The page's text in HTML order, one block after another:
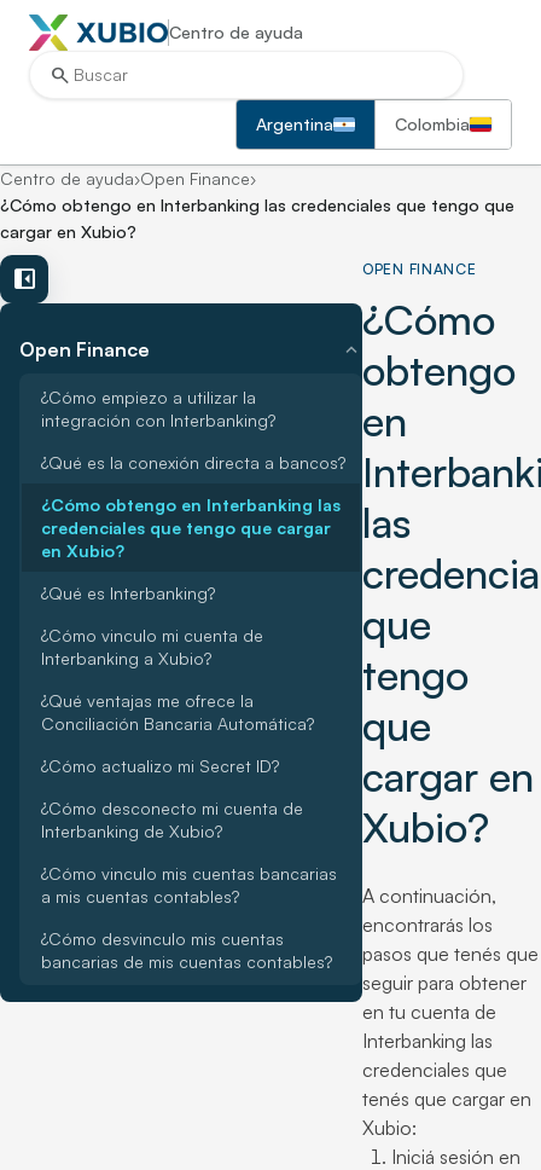
Centro de ayuda
search
Argentina Colombia
Centro de ayuda›Open Finance›
¿Cómo obtengo en Interbanking las credenciales que tengo que
cargar en Xubio?
left_panel_close
Open Finance expand_more
¿Cómo empiezo a utilizar la
integración con Interbanking?
¿Qué es la conexión directa a bancos?
¿Cómo obtengo en Interbanking las
credenciales que tengo que cargar
en Xubio?
¿Qué es Interbanking?
¿Cómo vinculo mi cuenta de
Interbanking a Xubio?
¿Qué ventajas me ofrece la
Conciliación Bancaria Automática?
¿Cómo actualizo mi Secret ID?
¿Cómo desconecto mi cuenta de
Interbanking de Xubio?
¿Cómo vinculo mis cuentas bancarias
a mis cuentas contables?
¿Cómo desvinculo mis cuentas
bancarias de mis cuentas contables?
OPEN FINANCE
¿Cómo
obtengo
en
las
que
tengo
que
cargar en
Xubio?
A continuación,
encontrarás los
pasos que tenés que
seguir para obtener
en tu cuenta de
Interbanking las
credenciales que
tenés que cargar en
Xubio:
Iniciá sesión en